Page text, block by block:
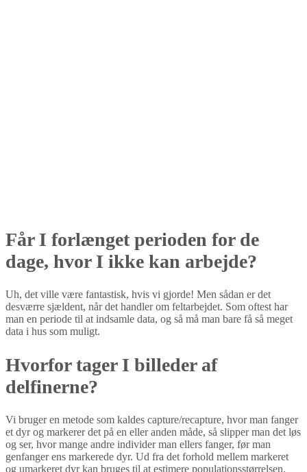
Får I forlænget perioden for de
dage, hvor I ikke kan arbejde?
Uh, det ville være fantastisk, hvis vi gjorde! Men sådan er det
desværre sjældent, når det handler om feltarbejdet. Som oftest har
man en periode til at indsamle data, og så må man bare få så meget
data i hus som muligt.
Hvorfor tager I billeder af
delfinerne?
Vi bruger en metode som kaldes capture/recapture, hvor man fanger
et dyr og markerer det på en eller anden måde, så slipper man det løs
og ser, hvor mange andre individer man ellers fanger, før man
genfanger ens markerede dyr. Ud fra det forhold mellem markeret
og umarkeret dyr kan bruges til at estimere populationsstørrelsen.